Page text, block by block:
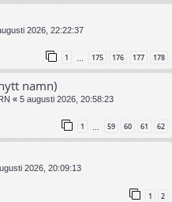
2026, 22:22:37
1 … 175 176 177 178
namn)
« 5 augusti 2026, 20:58:23
1 … 59 60 61 62
2026, 20:09:13
1 2